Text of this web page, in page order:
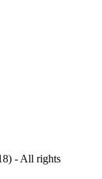
- All rights